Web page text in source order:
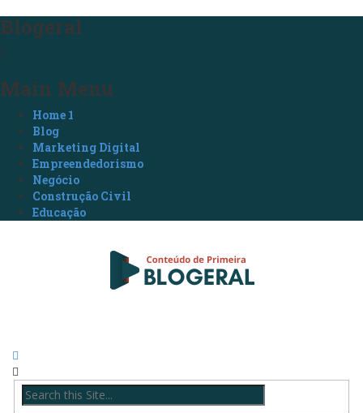
Blogeral
Main Menu
Home 1
Blog
Marketing Digital
Empreendedorismo
Negócio
Construção Civil
Educação